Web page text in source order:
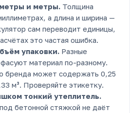
и метры. Толщина
а длина и ширина —
сам переводит единицы,
это частая ошибка.
упаковки. Разные
материал по-разному.
бренда может содержать 0,25
м³. Проверяйте этикетку.
тонкий утеплитель.
бетонной стяжкой не даёт